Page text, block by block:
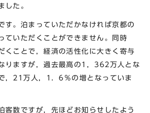
した。
。泊まっていただかなければ京都の
ていただくことができません。同時
くことで，経済の活性化に大きく寄与
りますが，過去最高の1，362万人とな
，21万人，1．6％の増となっていま
数ですが，先ほどお知らせしたよう